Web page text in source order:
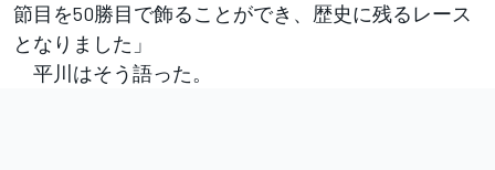
節目を50勝目で飾ることができ、歴史に残るレース
となりました」
平川はそう語った。